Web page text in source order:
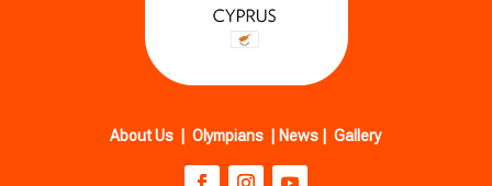
About Us |Olympians News |Gallery